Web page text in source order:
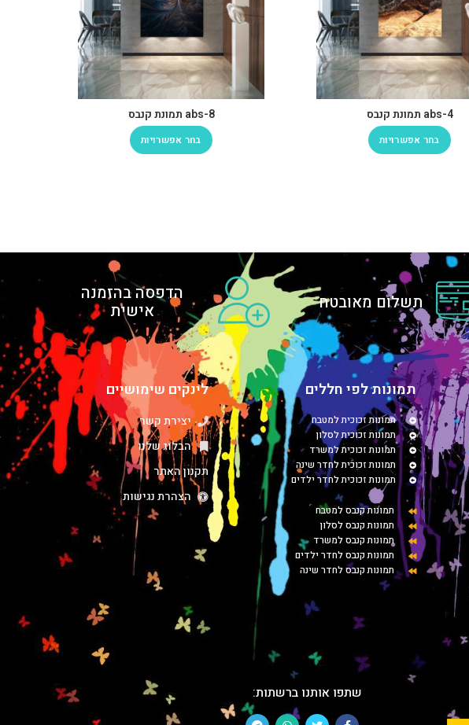
abs-4 תמונת קנבס
בחר אפשרויות
abs-8 תמונת קנבס
בחר אפשרויות
תשלום מאובטח הדפסה בהזמנה
אישית
תמונות לפי חללים
תמונות זכוכית למטבח
תמונות זכוכית לסלון
תמונות זכוכית למשרד
תמונות זכוכית לחדר שינה
תמונות זכוכית לחדר ילדים
תמונות קנבס למטבח
תמונות קנבס לסלון
תמונות קנבס למשרד
תמונות קנבס לחדר ילדים
תמונות קנבס לחדר שינה
לינקים שימושיים
יצירת קשר
הבלוג שלנו
תקנון האתר
הצהרת נגישות
שתפו אותנו ברשתות: